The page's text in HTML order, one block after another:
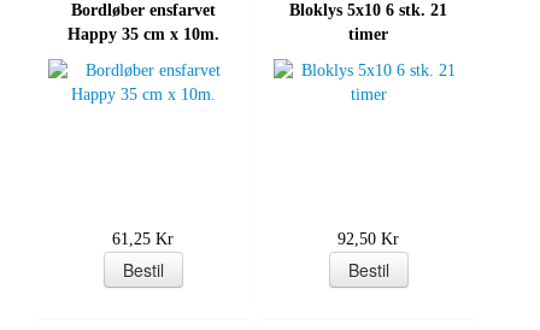
Bordløber ensfarvet
Happy 35 cm x 10m.
61,25 Kr
Bloklys 5x10 6 stk. 21
timer
92,50 Kr